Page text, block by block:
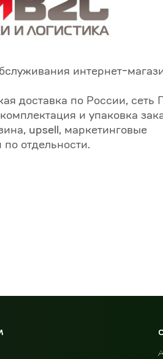
интернет-
доставка по России, сеть
и упаковка
upsell, маркетинговые
отдельности.